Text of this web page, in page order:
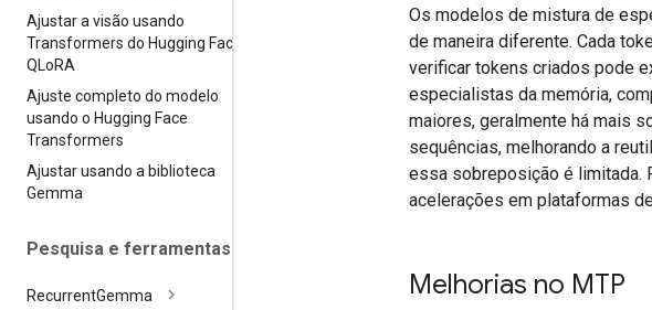
Ajustar a visão usando
Transformers do Hugging Face e
QLoRA
Ajuste completo do modelo
usando o Hugging Face
Transformers
Ajustar usando a biblioteca
Gemma
Pesquisa e ferramentas
RecurrentGemma
Os modelos de mistura de
de maneira diferente. Cada
verificar tokens criados pode
especialistas da memória,
maiores, geralmente há mais
sequências, melhorando a
essa sobreposição é limitada.
acelerações em plataformas
Melhorias no MTP